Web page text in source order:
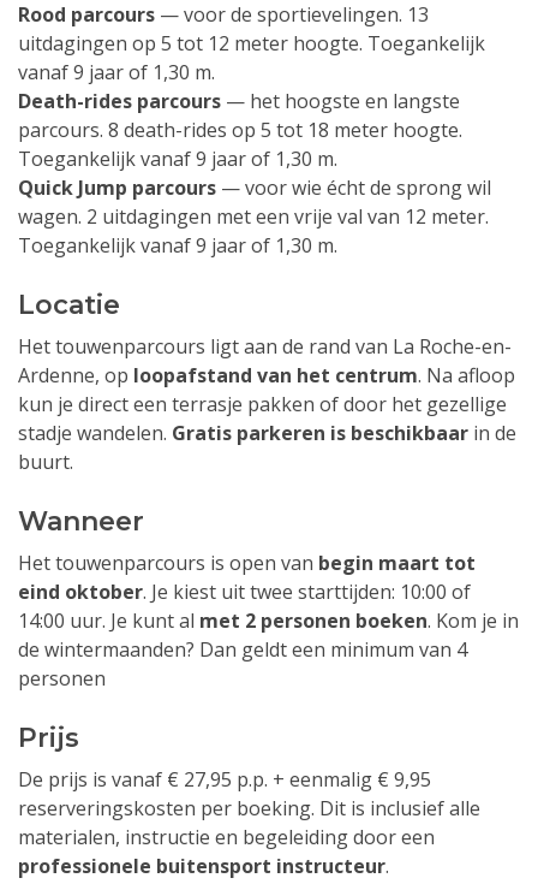
Rood parcours — voor de sportievelingen. 13
uitdagingen op 5 tot 12 meter hoogte. Toegankelijk
vanaf 9 jaar of 1,30 m.
Death-rides parcours — het hoogste en langste
parcours. 8 death-rides op 5 tot 18 meter hoogte.
Toegankelijk vanaf 9 jaar of 1,30 m.
Quick Jump parcours — voor wie écht de sprong wil
wagen. 2 uitdagingen met een vrije val van 12 meter.
Toegankelijk vanaf 9 jaar of 1,30 m.
Locatie
Het touwenparcours ligt aan de rand van La Roche-en-
Ardenne, op loopafstand van het centrum. Na afloop
kun je direct een terrasje pakken of door het gezellige
stadje wandelen. Gratis parkeren is beschikbaar in de
buurt.
Wanneer
Het touwenparcours is open van begin maart tot
eind oktober. Je kiest uit twee starttijden: 10:00 of
14:00 uur. Je kunt al met 2 personen boeken. Kom je in
de wintermaanden? Dan geldt een minimum van 4
personen
Prijs
De prijs is vanaf € 27,95 p.p. + eenmalig € 9,95
reserveringskosten per boeking. Dit is inclusief alle
materialen, instructie en begeleiding door een
professionele buitensport instructeur.